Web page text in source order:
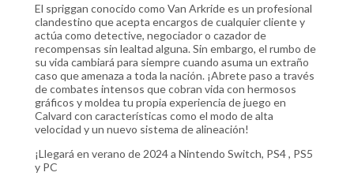
El spriggan conocido como Van Arkride es un profesional
clandestino que acepta encargos de cualquier cliente y
actúa como detective, negociador o cazador de
recompensas sin lealtad alguna. Sin embargo, el rumbo de
su vida cambiará para siempre cuando asuma un extraño
caso que amenaza a toda la nación. ¡Abrete paso a través
de combates intensos que cobran vida con hermosos
gráficos y moldea tu propia experiencia de juego en
Calvard con características como el modo de alta
velocidad y un nuevo sistema de alineación!
¡Llegará en verano de 2024 a Nintendo Switch, PS4 , PS5
y PC